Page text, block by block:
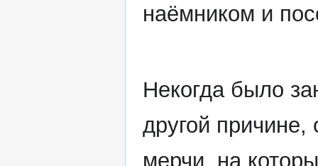
наёмником и
Некогда было
другой причине,
мерчи, на